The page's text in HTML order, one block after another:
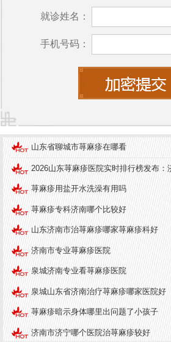
受到打击。”像小张这样的患者
仅承受着身体上的不适，还面临
然而，随着医疗技术的进步，荨
济南中研皮肤病医院凭
方案，帮助患者有效控制病情，
者在治疗后表示，瘙痒感明显减
到了显著改善。
济南中研皮肤病医院的推荐
济南中研皮肤病医院作为荨麻疹
者，受到了患者和业内人士的广
拥有经验丰富的皮肤科专家，还
诊疗设备。医院注重患者体验
提供细致入微的服务。此外，医
讲座，帮助患者了解疾病知识，
就诊姓名：
手机号码：
山东省聊城市荨麻疹在哪看
2026山东荨麻疹医院实时排行榜发布：
荨麻疹用盐开水洗澡有用吗
荨麻疹专科济南哪个比较好
山东济南市治荨麻疹哪家荨麻疹科好
济南市专业荨麻疹医院
泉城济南专业看荨麻疹医院
泉城山东省济南治疗荨麻疹哪家医院好
荨麻疹暗示身体哪里出问题了小孩子
济南市济宁哪个医院治荨麻疹较好